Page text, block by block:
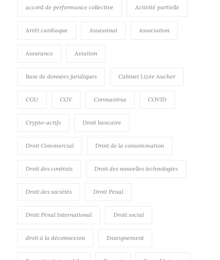
accord de performance collective Activité partielle
Arrêt cardiaque Assassinat Association
Assurance Aviation
Base de données juridiques Cabinet Lizée Aucher
CGU CGV Coronavirus COVID
Crypto-actifs Droit bancaire
Droit Commercial Droit de la consommation
Droit des contrats Droit des nouvelles technologies
Droit des sociétés Droit Pénal
Droit Pénal International Droit social
droit à la déconnexion Enseignement